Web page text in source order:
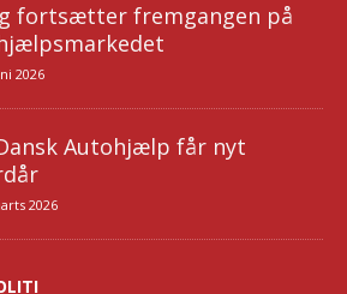
fortsætter fremgangen på
2026
Autohjælp får nyt
2026